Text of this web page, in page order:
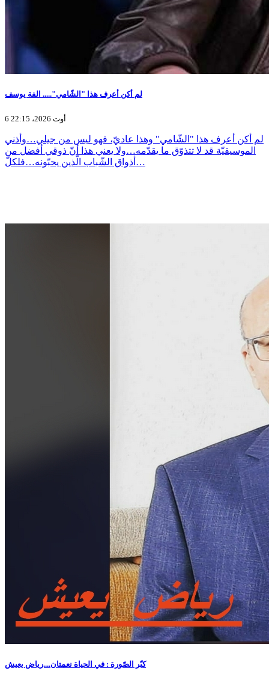
لم أكن أعرف هذا "الشّامي"..... الفة يوسف
6 أوت 2026، 22:15
لم أكن أعرف هذا "الشّامي" وهذا عاديّ، فهو ليس من جيلي…وأذني
الموسيقيّة قد لا تتذوّق ما يقدّمه…ولا يعني هذا أنّ ذوقي أفضل من
أذواق الشّباب الّذين يحبّونه…فلكلّ…
كبّر الصّورة : في الحياة نعمتان....رياض يعيش